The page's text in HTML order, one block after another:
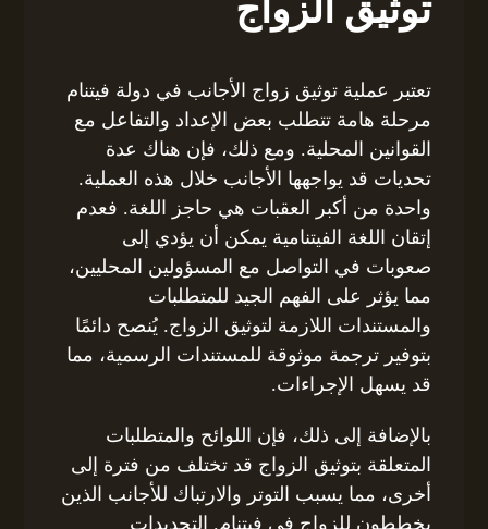
توثيق الزواج
تعتبر عملية توثيق زواج الأجانب في دولة فيتنام
مرحلة هامة تتطلب بعض الإعداد والتفاعل مع
القوانين المحلية. ومع ذلك، فإن هناك عدة
تحديات قد يواجهها الأجانب خلال هذه العملية.
واحدة من أكبر العقبات هي حاجز اللغة. فعدم
إتقان اللغة الفيتنامية يمكن أن يؤدي إلى
صعوبات في التواصل مع المسؤولين المحليين،
مما يؤثر على الفهم الجيد للمتطلبات
والمستندات اللازمة لتوثيق الزواج. يُنصح دائمًا
بتوفير ترجمة موثوقة للمستندات الرسمية، مما
قد يسهل الإجراءات.
بالإضافة إلى ذلك، فإن اللوائح والمتطلبات
المتعلقة بتوثيق الزواج قد تختلف من فترة إلى
أخرى، مما يسبب التوتر والارتباك للأجانب الذين
يخططون للزواج في فيتنام. التجديدات